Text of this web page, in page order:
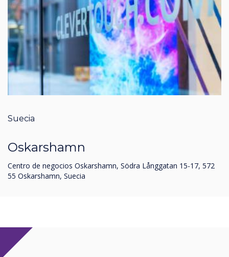
Suecia
Oskarshamn
Centro de negocios Oskarshamn, Södra Långgatan 15-17, 572
55 Oskarshamn, Suecia